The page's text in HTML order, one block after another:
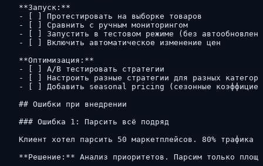
**Запуск:**
- [ ] Протестировать на выборке товаров
- [ ] Сравнить с ручным мониторингом
- [ ] Запустить в тестовом режиме (без
- [ ] Включить автоматическое изменение цен
**Оптимизация:**
- [ ] A/B тестировать стратегии
- [ ] Настроить разные стратегии для разных
- [ ] Добавить seasonal pricing (сезонные
## Ошибки при внедрении
### Ошибка 1: Парсить всё подряд
Клиент хотел парсить 50 маркетплейсов. 80%
**Решение:** Анализ приоритетов. Парсим только